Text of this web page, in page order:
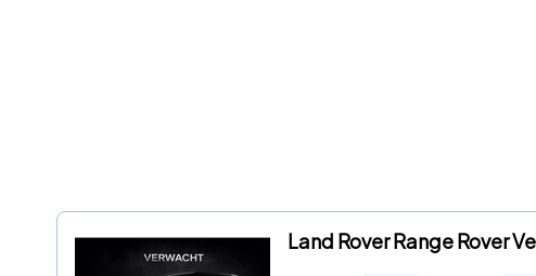
Land Rover Range Rover